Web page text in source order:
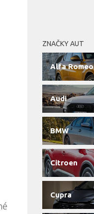
ZNAČKY AUT
Alfa Romeo
Audi
BMW
Citroen
Cupra